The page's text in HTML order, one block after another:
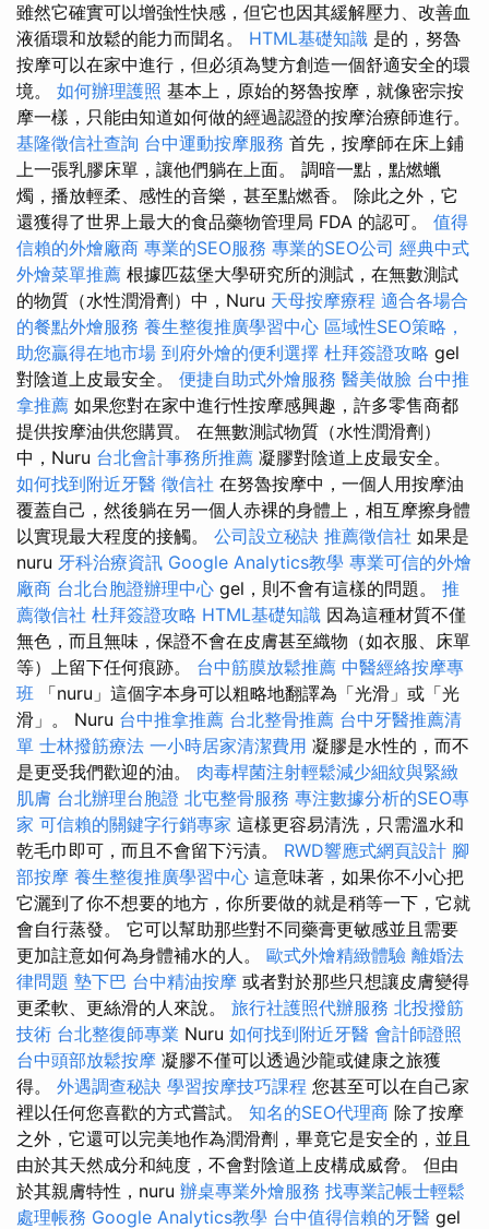
雖然它確實可以增強性快感，但它也因其緩解壓力、改善血
液循環和放鬆的能力而聞名。 HTML基礎知識 是的，努魯
按摩可以在家中進行，但必須為雙方創造一個舒適安全的環
境。 如何辦理護照 基本上，原始的努魯按摩，就像密宗按
摩一樣，只能由知道如何做的經過認證的按摩治療師進行。
基隆徵信社查詢 台中運動按摩服務 首先，按摩師在床上鋪
上一張乳膠床單，讓他們躺在上面。 調暗一點，點燃蠟
燭，播放輕柔、感性的音樂，甚至點燃香。 除此之外，它
還獲得了世界上最大的食品藥物管理局 FDA 的認可。 值得
信賴的外燴廠商 專業的SEO服務 專業的SEO公司 經典中式
外燴菜單推薦 根據匹茲堡大學研究所的測試，在無數測試
的物質（水性潤滑劑）中，Nuru 天母按摩療程 適合各場合
的餐點外燴服務 養生整復推廣學習中心 區域性SEO策略，
助您贏得在地市場 到府外燴的便利選擇 杜拜簽證攻略 gel
對陰道上皮最安全。 便捷自助式外燴服務 醫美做臉 台中推
拿推薦 如果您對在家中進行性按摩感興趣，許多零售商都
提供按摩油供您購買。 在無數測試物質（水性潤滑劑）
中，Nuru 台北會計事務所推薦 凝膠對陰道上皮最安全。
如何找到附近牙醫 徵信社 在努魯按摩中，一個人用按摩油
覆蓋自己，然後躺在另一個人赤裸的身體上，相互摩擦身體
以實現最大程度的接觸。 公司設立秘訣 推薦徵信社 如果是
nuru 牙科治療資訊 Google Analytics教學 專業可信的外燴
廠商 台北台胞證辦理中心 gel，則不會有這樣的問題。 推
薦徵信社 杜拜簽證攻略 HTML基礎知識 因為這種材質不僅
無色，而且無味，保證不會在皮膚甚至織物（如衣服、床單
等）上留下任何痕跡。 台中筋膜放鬆推薦 中醫經絡按摩專
班
「nuru」這個字本身可以粗略地翻譯為「光滑」或「光
滑」。 Nuru 台中推拿推薦 台北整骨推薦 台中牙醫推薦清
單 士林撥筋療法 一小時居家清潔費用 凝膠是水性的，而不
是更受我們歡迎的油。 肉毒桿菌注射輕鬆減少細紋與緊緻
肌膚 台北辦理台胞證 北屯整骨服務 專注數據分析的SEO專
家 可信賴的關鍵字行銷專家 這樣更容易清洗，只需溫水和
乾毛巾即可，而且不會留下污漬。 RWD響應式網頁設計 腳
部按摩 養生整復推廣學習中心 這意味著，如果你不小心把
它灑到了你不想要的地方，你所要做的就是稍等一下，它就
會自行蒸發。 它可以幫助那些對不同藥膏更敏感並且需要
更加註意如何為身體補水的人。 歐式外燴精緻體驗 離婚法
律問題 墊下巴 台中精油按摩 或者對於那些只想讓皮膚變得
更柔軟、更絲滑的人來說。 旅行社護照代辦服務 北投撥筋
技術 台北整復師專業 Nuru 如何找到附近牙醫 會計師證照
台中頭部放鬆按摩 凝膠不僅可以透過沙龍或健康之旅獲
得。 外遇調查秘訣 學習按摩技巧課程 您甚至可以在自己家
裡以任何您喜歡的方式嘗試。 知名的SEO代理商 除了按摩
之外，它還可以完美地作為潤滑劑，畢竟它是安全的，並且
由於其天然成分和純度，不會對陰道上皮構成威脅。 但由
於其親膚特性，nuru 辦桌專業外燴服務 找專業記帳士輕鬆
處理帳務 Google Analytics教學 台中值得信賴的牙醫 gel